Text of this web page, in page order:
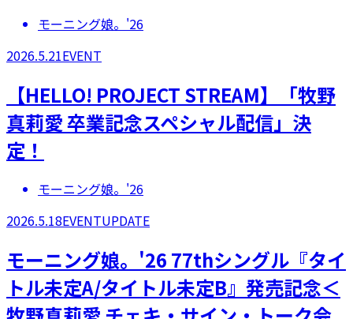
モーニング娘。'26
2026.5.21EVENT
【HELLO! PROJECT STREAM】「牧野
真莉愛 卒業記念スペシャル配信」決
定！
モーニング娘。'26
2026.5.18EVENTUPDATE
モーニング娘。'26 77thシングル『タイ
トル未定A/タイトル未定B』発売記念＜